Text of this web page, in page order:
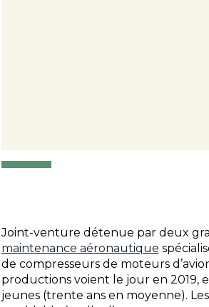
Joint-venture détenue par deux
maintenance aéronautique
de compresseurs de moteurs
productions voient le jour en 2019,
jeunes (trente ans en moyenne).